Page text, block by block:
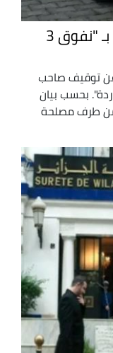
توقيف صاحب الفيديو المتعلق بـ "نفوق 3
توقيف صاحب
مستوردة". بحسب بيان
طرف مصلحة